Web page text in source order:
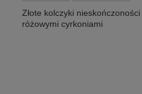
Złote kolczyki nieskończoności
różowymi cyrkoniami